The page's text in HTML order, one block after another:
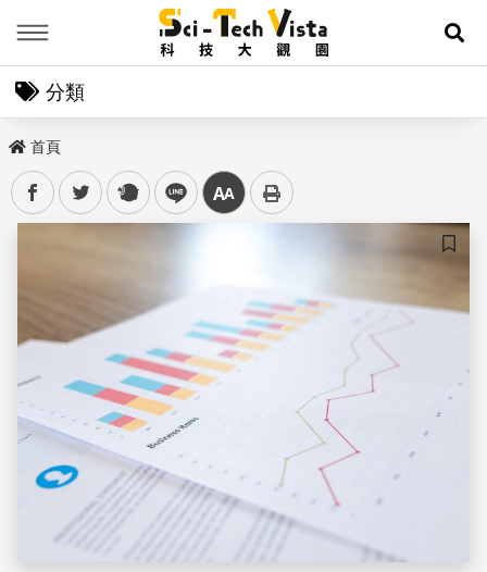
展
分類
首頁
facebooktwitter plurk line 中
儲存